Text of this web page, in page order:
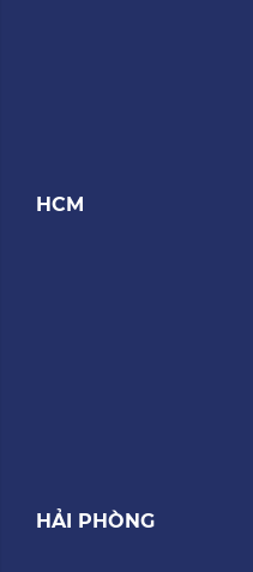
HCM
HẢI PHÒNG